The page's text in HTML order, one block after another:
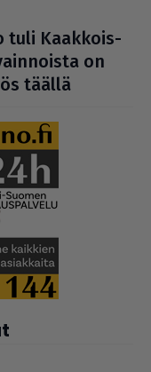
tuli Kaakkois-
on
täällä